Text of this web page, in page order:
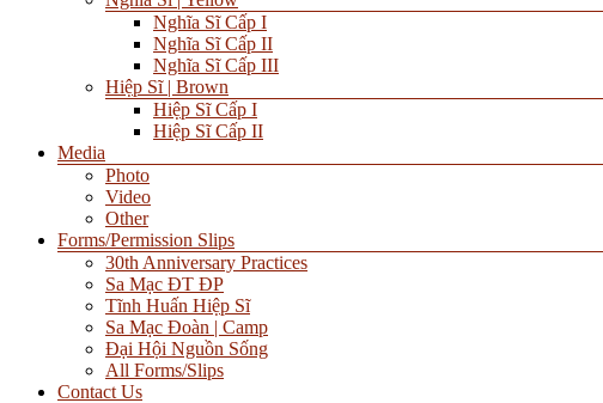
Nghĩa Sĩ Cấp I
Nghĩa Sĩ Cấp II
Nghĩa Sĩ Cấp III
Hiệp Sĩ | Brown
Hiệp Sĩ Cấp I
Hiệp Sĩ Cấp II
Media
Photo
Video
Other
Forms/Permission Slips
30th Anniversary Practices
Sa Mạc ĐT ĐP
Tĩnh Huấn Hiệp Sĩ
Sa Mạc Đoàn | Camp
Đại Hội Nguồn Sống
All Forms/Slips
Contact Us